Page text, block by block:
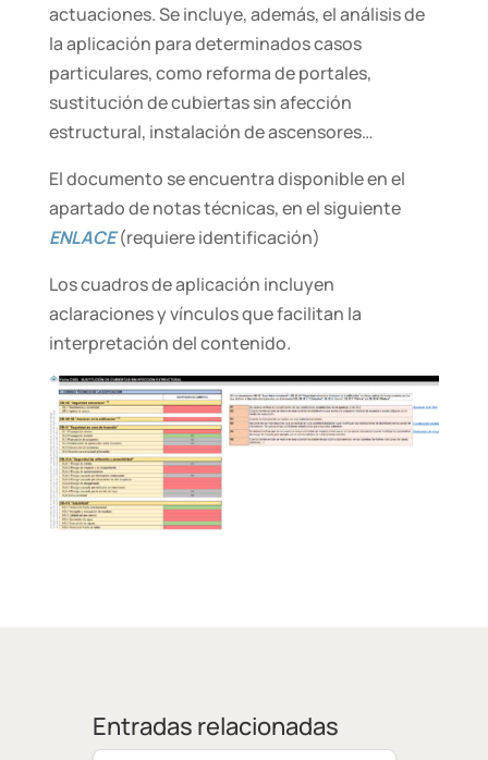
actuaciones. Se incluye, además, el análisis de
la aplicación para determinados casos
particulares, como reforma de portales,
sustitución de cubiertas sin afección
estructural, instalación de ascensores…
El documento se encuentra disponible en el
apartado de notas técnicas, en el siguiente
ENLACE(requiere identificación)
Los cuadros de aplicación incluyen
aclaraciones y vínculos que facilitan la
interpretación del contenido.
Entradas relacionadas